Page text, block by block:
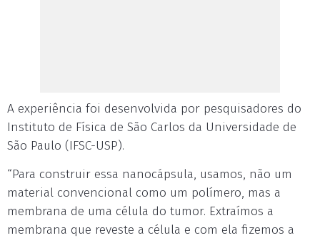
A experiência foi desenvolvida por pesquisadores do
Instituto de Física de São Carlos da Universidade de
São Paulo (IFSC-USP).
“Para construir essa nanocápsula, usamos, não um
material convencional como um polímero, mas a
membrana de uma célula do tumor. Extraímos a
membrana que reveste a célula e com ela fizemos a